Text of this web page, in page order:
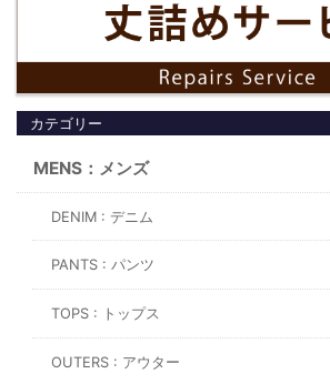
カテゴリー
MENS：メンズ
DENIM : デニム
PANTS : パンツ
TOPS : トップス
OUTERS : アウター